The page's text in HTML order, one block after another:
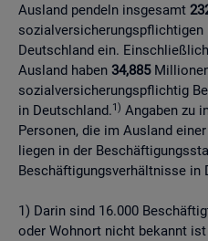
Ausland pendeln insgesamt
sozialversicherungspflichtigen
Deutschland ein.
Ausland haben 34,885
sozialversicherungspflichtig
in Deutschland.1) Angaben zu
Personen, die im Ausland
liegen in der
Beschäftigungsverhältnisse in
1) Darin sind 16.000
oder Wohnort nicht bekannt